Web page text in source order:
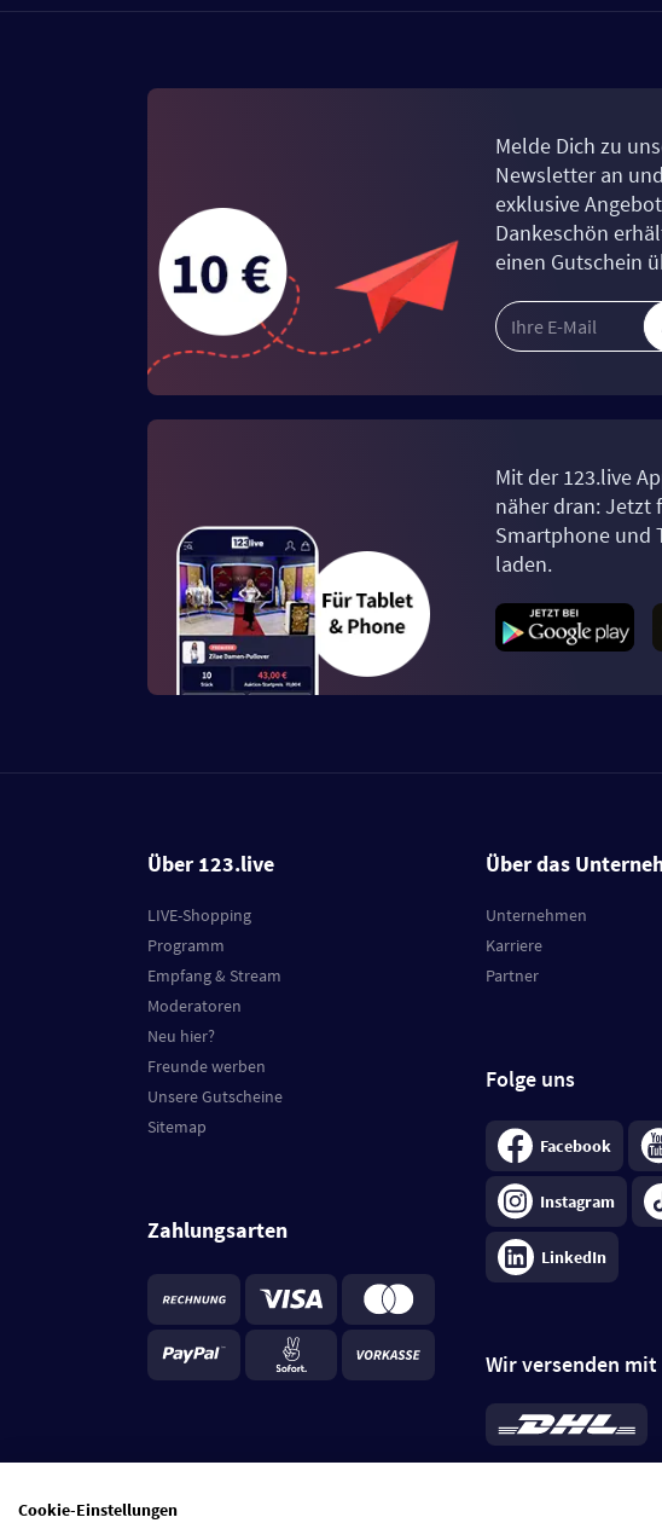
Melde Dich zu
Newsletter an
exklusive
Dankeschön
einen Gutschein
Mit der 123.live
näher dran: Jetzt
Smartphone und
laden.
Über 123.live
LIVE-Shopping
Programm
Empfang & Stream
Moderatoren
Neu hier?
Freunde werben
Unsere Gutscheine
Sitemap
Zahlungsarten
Über das
Unternehmen
Karriere
Partner
Folge uns
Facebook
Instagram
LinkedIn
Wir versenden mit
*Standard 6,95 €; bei
je Bestellung,
Cookie-Einstellungen